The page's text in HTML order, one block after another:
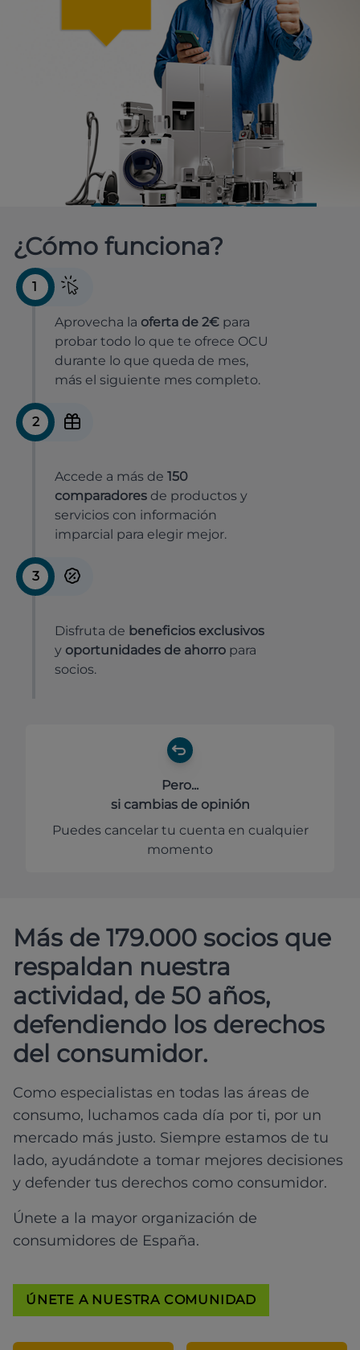
¿Cómo funciona?
1
Aprovecha la oferta de 2€ para
probar todo lo que te ofrece OCU
durante lo que queda de mes,
más el siguiente mes completo.
2
Accede a más de 150
comparadores de productos y
servicios con información
imparcial para elegir mejor.
3
Disfruta de beneficios exclusivos
y oportunidades de ahorro para
socios.
Pero...
si cambias de opinión
Puedes cancelar tu cuenta en cualquier
momento
Más de 179.000 socios que
respaldan nuestra
actividad, de 50 años,
defendiendo los derechos
del consumidor.
Como especialistas en todas las áreas de
consumo, luchamos cada día por ti, por un
mercado más justo. Siempre estamos de tu
lado, ayudándote a tomar mejores decisiones
y defender tus derechos como consumidor.
Únete a la mayor organización de
consumidores de España.
ÚNETE A NUESTRA COMUNIDAD